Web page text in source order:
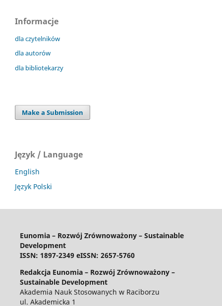
Informacje
dla czytelników
dla autorów
dla bibliotekarzy
Make a Submission
Język / Language
English
Język Polski
Eunomia – Rozwój Zrównoważony – Sustainable
Development
ISSN: 1897-2349 eISSN: 2657-5760
Redakcja Eunomia – Rozwój Zrównoważony –
Sustainable Development
Akademia Nauk Stosowanych w Raciborzu
ul. Akademicka 1